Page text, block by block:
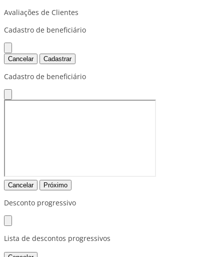
Avaliações de Clientes
Cadastro de beneficiário
Cancelar Cadastrar
Cadastro de beneficiário
Cancelar Próximo
Desconto progressivo
Lista de descontos progressivos